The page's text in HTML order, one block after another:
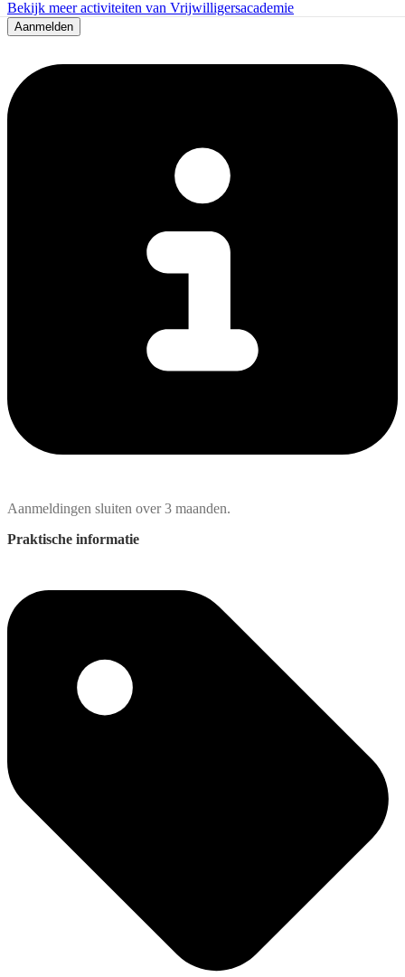
Bekijk meer activiteiten van Vrijwilligersacademie
Aanmelden
Aanmeldingen sluiten over 3 maanden.
Praktische informatie